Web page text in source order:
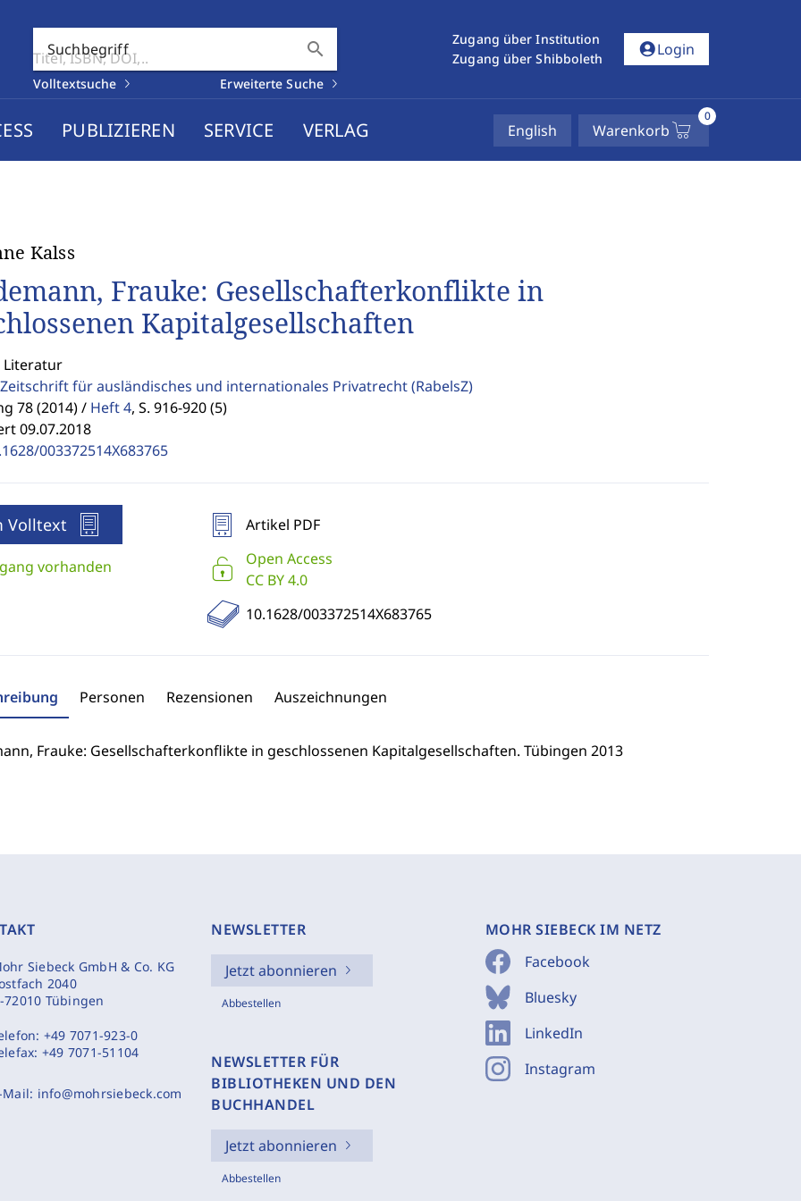
Suchbegriff search
Volltextsuche Erweiterte Suche
Zugang über Institution
Zugang über Shibboleth
account_circleLogin
PUBLIZIEREN SERVICE VERLAG English Warenkorb
0
Kalss
Frauke: Gesellschafterkonflikte in
Kapitalgesellschaften
Literatur
Zeitschrift für ausländisches und internationales Privatrecht(RabelsZ)
78 (2014) / Heft 4, S. 916-920 (5)
09.07.2018
003372514X683765
Volltext
vorhanden
Artikel PDF
Open Access
CC BY 4.0
10.1628/003372514X683765
Personen Rezensionen Auszeichnungen
Frauke: Gesellschafterkonflikte in geschlossenen Kapitalgesellschaften. Tübingen 2013
Siebeck GmbH & Co. KG
2040
72010 Tübingen
+49 7071-923-0
+49 7071-51104
Mail: info@mohrsiebeck.com
NEWSLETTER
Jetzt abonnieren
Abbestellen
NEWSLETTER FÜR
BIBLIOTHEKEN UND DEN
BUCHHANDEL
Jetzt abonnieren
Abbestellen
MOHR SIEBECK IM NETZ
Facebook
Bluesky
LinkedIn
Instagram